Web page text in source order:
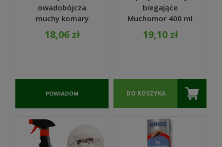
owadobójcza
muchy komary
mrówki pająki Max
- VACO
18,06 zł
POWIADOM
DOSTĘPNOŚCI
biegające
Muchomor 400 ml
- Arox
19,10 zł
DO KOSZYKA